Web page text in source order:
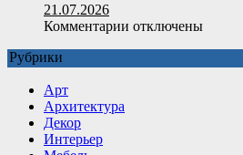
применения
21.07.2026
Комментарии котключены
Рубрики
Арт
Архитектура
Декор
Интерьер